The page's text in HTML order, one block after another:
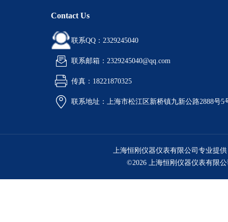
Contact Us
联系QQ：2329245040
联系邮箱：2329245040@qq.com
传真：18221870325
联系地址：上海市松江区新桥镇九新公路2888号5
上海恒刚仪器仪表有限公司专业提
©2026 上海恒刚仪器仪表有限